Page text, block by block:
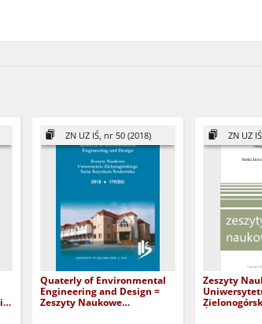
ZN UZ IŚ, nr 50 (2018)
Quaterly of Environmental
Engineering and Design =
Zeszyty Naukowe
ZN UZ
Zeszyty